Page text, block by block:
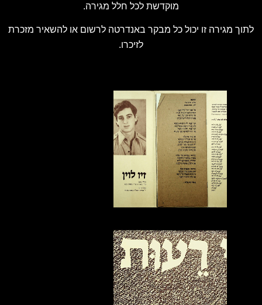
מוקדשת לכל חלל מגירה.
לתוך מגירה זו יכול כל מבקר באנדרטה לרשום או להשאיר מזכרת
לזיכרו.